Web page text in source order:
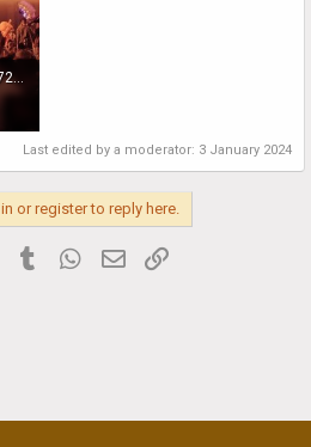
395751005_342431565110572_4887594859107401953_n-1704294092.jpg
Last edited by a moderator: 3 January 2024
or register to reply here.
PinterestTumblr WhatsApp
Email